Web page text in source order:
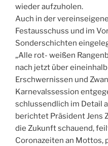
wieder aufzuholen.
Auch in der
Festausschuss und im
Sonderschichten
„Alle rot- weißen
nach jetzt über
Erschwernissen und
Karnevalssession
schlussendlich im Detail
berichtet Präsident Jens
die Zukunft schauend,
Coronazeiten an Mottos,